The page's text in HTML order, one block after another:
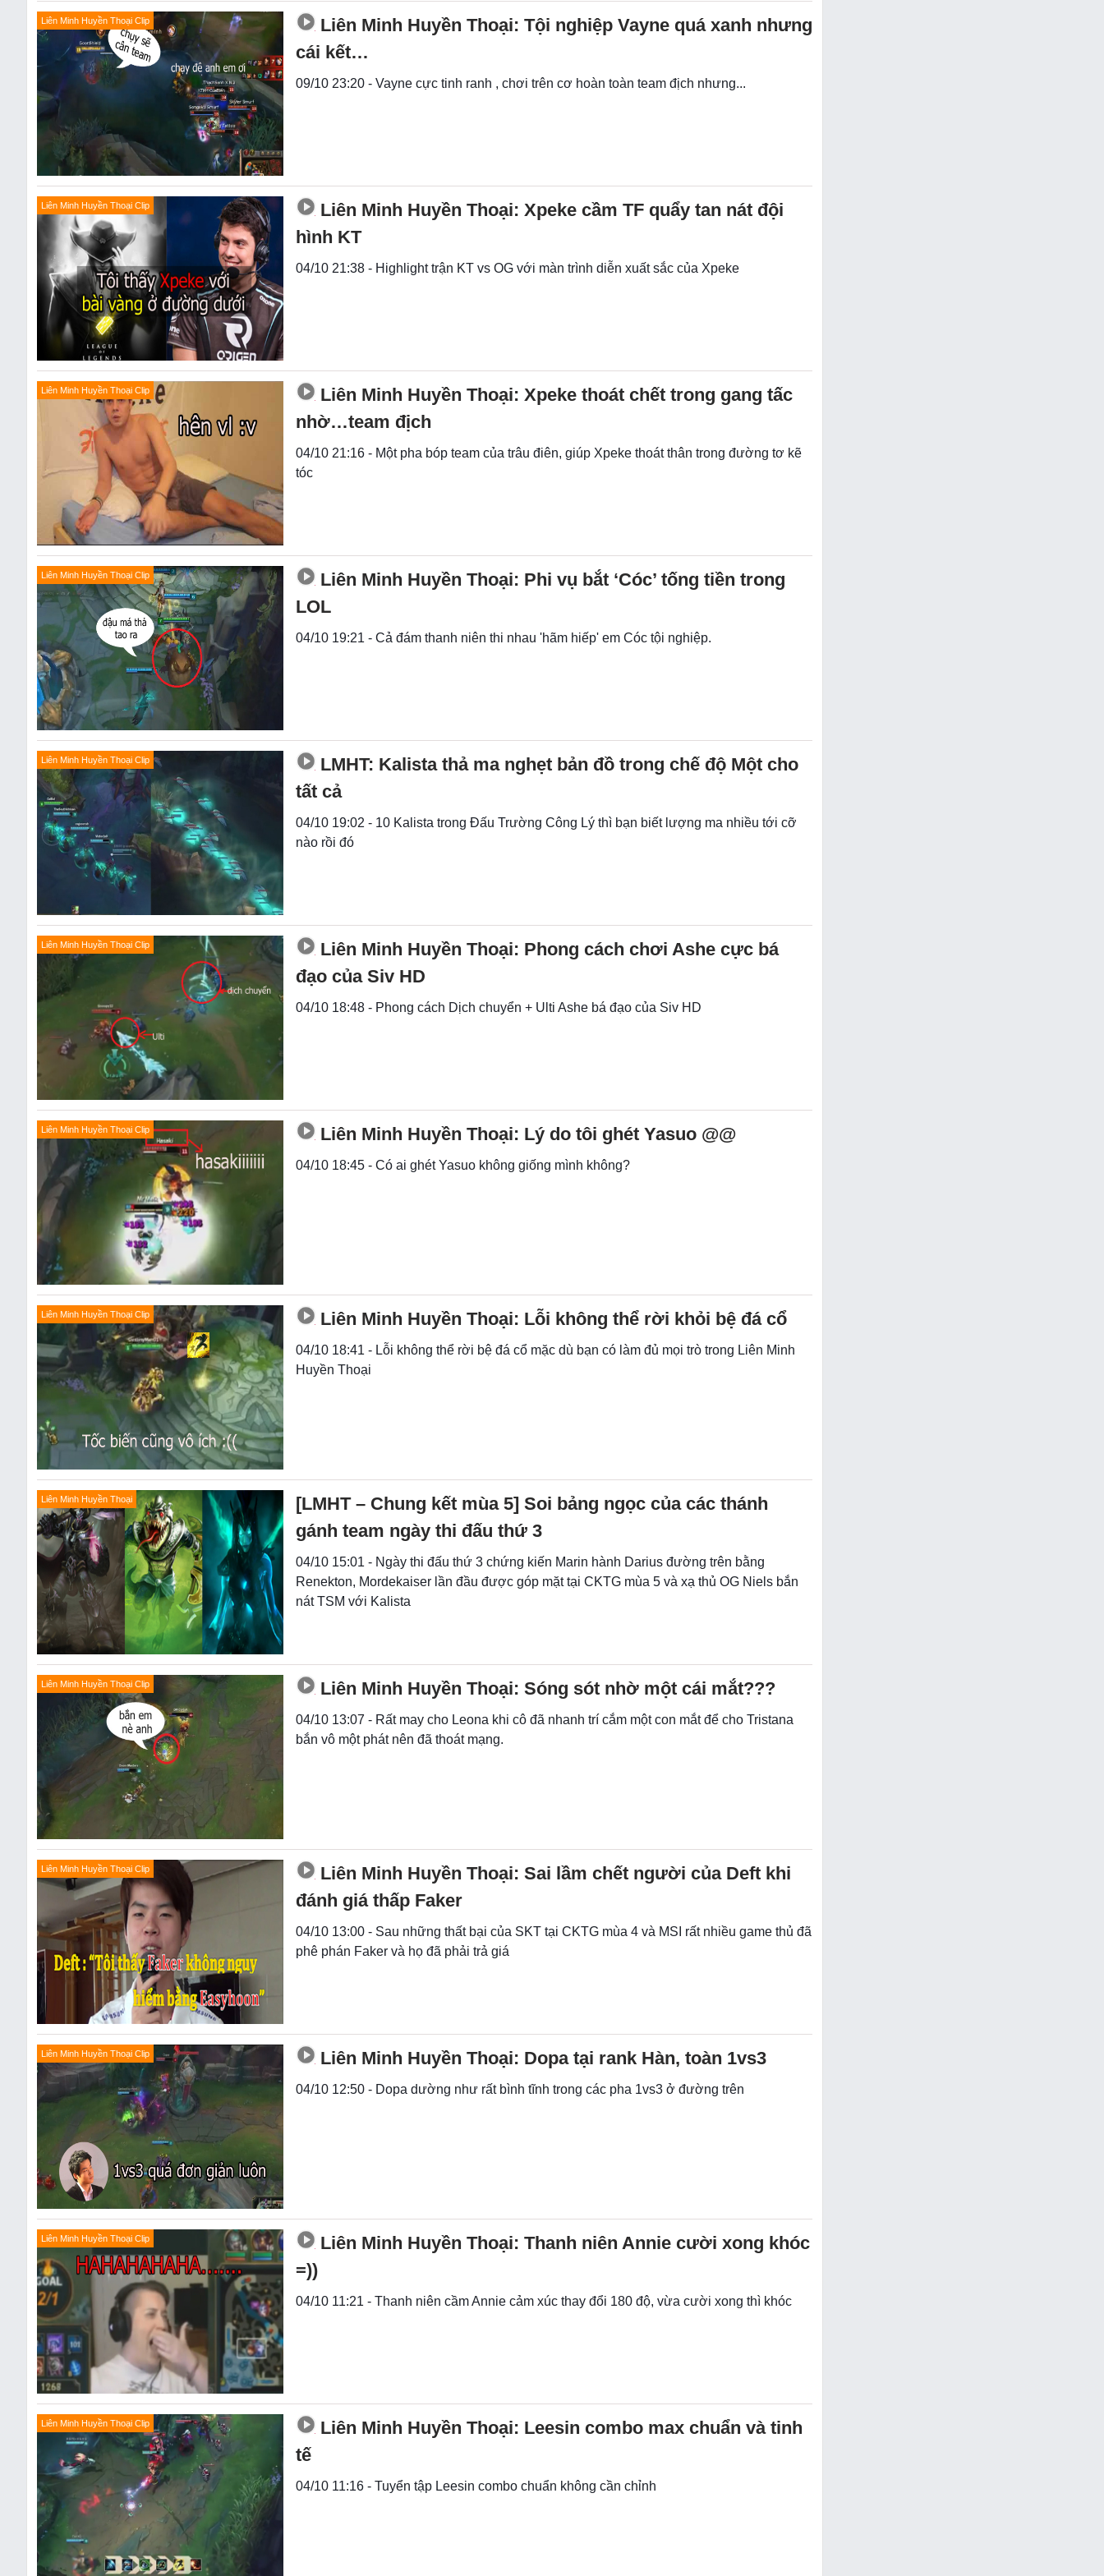
Liên Minh Huyền Thoại Clip
Liên Minh Huyền Thoại: Tội nghiệp Vayne quá xanh nhưng
cái kết…
09/10 23:20 - Vayne cực tinh ranh , chơi trên cơ hoàn toàn team địch nhưng...
Liên Minh Huyền Thoại Clip
Liên Minh Huyền Thoại: Xpeke cầm TF quẩy tan nát đội
hình KT
04/10 21:38 - Highlight trận KT vs OG với màn trình diễn xuất sắc của Xpeke
Liên Minh Huyền Thoại Clip
Liên Minh Huyền Thoại: Xpeke thoát chết trong gang tấc
nhờ…team địch
04/10 21:16 - Một pha bóp team của trâu điên, giúp Xpeke thoát thân trong đường tơ kẽ
tóc
Liên Minh Huyền Thoại Clip
Liên Minh Huyền Thoại: Phi vụ bắt ‘Cóc’ tống tiền trong
LOL
04/10 19:21 - Cả đám thanh niên thi nhau 'hãm hiếp' em Cóc tội nghiệp.
Liên Minh Huyền Thoại Clip
LMHT: Kalista thả ma nghẹt bản đồ trong chế độ Một cho
tất cả
04/10 19:02 - 10 Kalista trong Đấu Trường Công Lý thì bạn biết lượng ma nhiều tới cỡ
nào rồi đó
Liên Minh Huyền Thoại Clip
Liên Minh Huyền Thoại: Phong cách chơi Ashe cực bá
đạo của Siv HD
04/10 18:48 - Phong cách Dịch chuyển + Ulti Ashe bá đạo của Siv HD
Liên Minh Huyền Thoại Clip Liên Minh Huyền Thoại: Lý do tôi ghét Yasuo @@
04/10 18:45 - Có ai ghét Yasuo không giống mình không?
Liên Minh Huyền Thoại Clip Liên Minh Huyền Thoại: Lỗi không thể rời khỏi bệ đá cổ
04/10 18:41 - Lỗi không thể rời bệ đá cổ mặc dù bạn có làm đủ mọi trò trong Liên Minh
Huyền Thoại
Liên Minh Huyền Thoại
[LMHT – Chung kết mùa 5] Soi bảng ngọc của các thánh
gánh team ngày thi đấu thứ 3
04/10 15:01 - Ngày thi đấu thứ 3 chứng kiến Marin hành Darius đường trên bằng
Renekton, Mordekaiser lần đầu được góp mặt tại CKTG mùa 5 và xạ thủ OG Niels bắn
nát TSM với Kalista
Liên Minh Huyền Thoại Clip Liên Minh Huyền Thoại: Sóng sót nhờ một cái mắt???
04/10 13:07 - Rất may cho Leona khi cô đã nhanh trí cắm một con mắt để cho Tristana
bắn vô một phát nên đã thoát mạng.
Liên Minh Huyền Thoại Clip
Liên Minh Huyền Thoại: Sai lầm chết người của Deft khi
đánh giá thấp Faker
04/10 13:00 - Sau những thất bại của SKT tại CKTG mùa 4 và MSI rất nhiều game thủ đã
phê phán Faker và họ đã phải trả giá
Liên Minh Huyền Thoại Clip Liên Minh Huyền Thoại: Dopa tại rank Hàn, toàn 1vs3
04/10 12:50 - Dopa dường như rất bình tĩnh trong các pha 1vs3 ở đường trên
Liên Minh Huyền Thoại Clip
Liên Minh Huyền Thoại: Thanh niên Annie cười xong khóc
=))
04/10 11:21 - Thanh niên cầm Annie cảm xúc thay đổi 180 độ, vừa cười xong thì khóc
Liên Minh Huyền Thoại Clip
Liên Minh Huyền Thoại: Leesin combo max chuẩn và tinh
tế
04/10 11:16 - Tuyển tập Leesin combo chuẩn không cần chỉnh